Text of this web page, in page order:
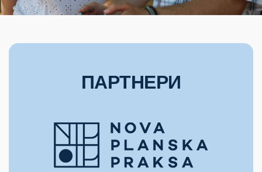
ПАРТНЕРИ